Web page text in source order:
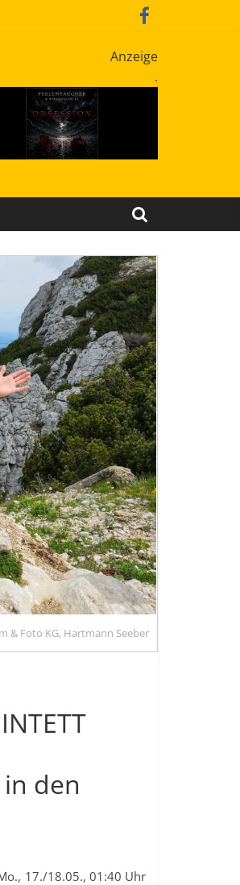
Anzeige
.
& Foto KG, Hartmann Seeber
in den
17./18.05., 01:40 Uhr